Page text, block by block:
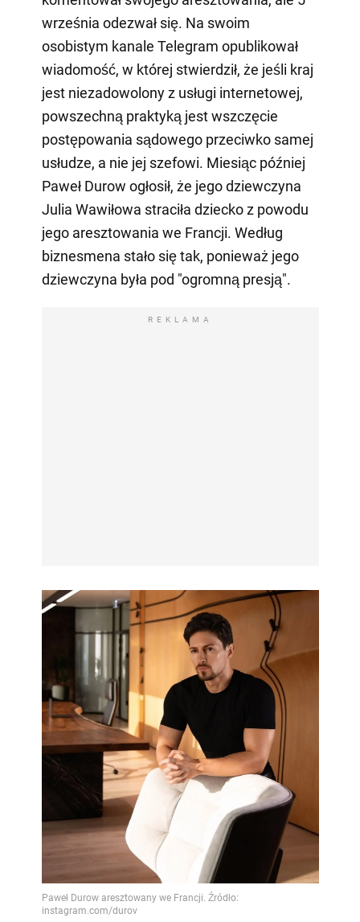
września odezwał się. Na swoim
osobistym kanale Telegram opublikował
wiadomość, w której stwierdził, że jeśli kraj
jest niezadowolony z usługi internetowej,
powszechną praktyką jest wszczęcie
postępowania sądowego przeciwko samej
usłudze, a nie jej szefowi. Miesiąc później
Paweł Durow ogłosił, że jego dziewczyna
Julia Wawiłowa straciła dziecko z powodu
jego aresztowania we Francji. Według
biznesmena stało się tak, ponieważ jego
dziewczyna była pod "ogromną presją".
REKLAMA